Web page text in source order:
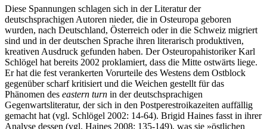
Diese Spannungen schlagen sich in der Literatur der
deutschsprachigen Autoren nieder, die in Osteuropa geboren
wurden, nach Deutschland, Österreich oder in die Schweiz migriert
sind und in der deutschen Sprache ihren literarisch produktiven,
kreativen Ausdruck gefunden haben. Der Osteuropahistoriker Karl
Schlögel hat bereits 2002 proklamiert, dass die Mitte ostwärts liege.
Er hat die fest verankerten Vorurteile des Westens dem Ostblock
gegenüber scharf kritisiert und die Weichen gestellt für das
Phänomen des eastern turn in der deutschsprachigen
Gegenwartsliteratur, der sich in den Postperestroikazeiten auffällig
gemacht hat (vgl. Schlögel 2002: 14-64). Brigid Haines fasst in ihrer
Analyse dessen (vgl. Haines 2008: 135-149), was sie »östlichen